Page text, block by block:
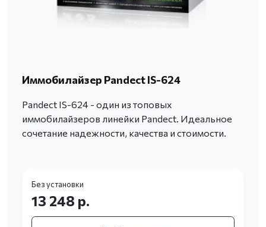
Иммобилайзер Pandect IS-624
Pandect IS-624 - один из топовых
иммобилайзеров линейки Pandect. Идеальное
сочетание надежности, качества и стоимости.
Без установки
13 248 р.